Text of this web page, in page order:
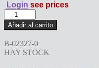
*
cantidad
Login see prices
ESPARRAGO
LARGOS
(8X1.25)
cantidad
Añadir al carrito
B-02327-0
HAY STOCK